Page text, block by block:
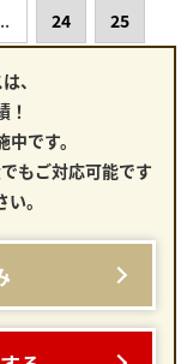
24 25
、
！
です。
もご対応可能です
。